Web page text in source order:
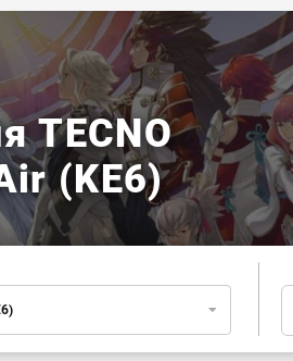
TECNO
(KE6)